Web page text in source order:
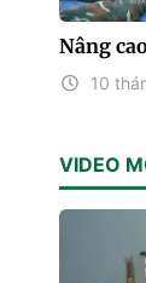
Nâng
10
VIDEO